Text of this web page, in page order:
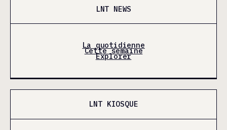
LNT NEWS
La quotidienne
Cette semaine
Explorer
LNT KIOSQUE